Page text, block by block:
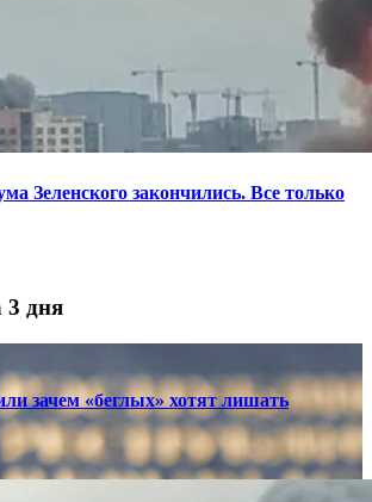
Зеленского закончились. Все только
3 дня
зачем «беглых» хотят лишать